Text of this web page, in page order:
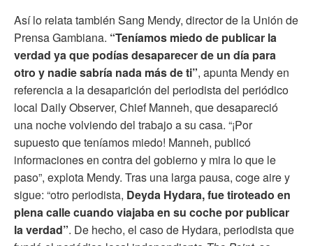
Así lo relata también Sang Mendy, director de la Unión de
Prensa Gambiana. “Teníamos miedo de publicar la
verdad ya que podías desaparecer de un día para
otro y nadie sabría nada más de ti”, apunta Mendy en
referencia a la desaparición del periodista del periódico
local Daily Observer, Chief Manneh, que desapareció
una noche volviendo del trabajo a su casa. “¡Por
supuesto que teníamos miedo! Manneh, publicó
informaciones en contra del gobierno y mira lo que le
paso”, explota Mendy. Tras una larga pausa, coge aire y
sigue: “otro periodista, Deyda Hydara, fue tiroteado en
plena calle cuando viajaba en su coche por publicar
la verdad”. De hecho, el caso de Hydara, periodista que